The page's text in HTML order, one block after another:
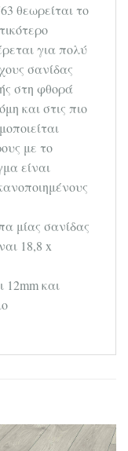
θεωρείται το
για πολύ
σανίδας
στη φθορά
και στις πιο
με το
είναι
μίας σανίδας
18,8 x
12mm και